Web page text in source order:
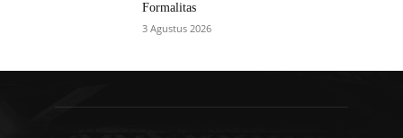
Formalitas
3 Agustus 2026